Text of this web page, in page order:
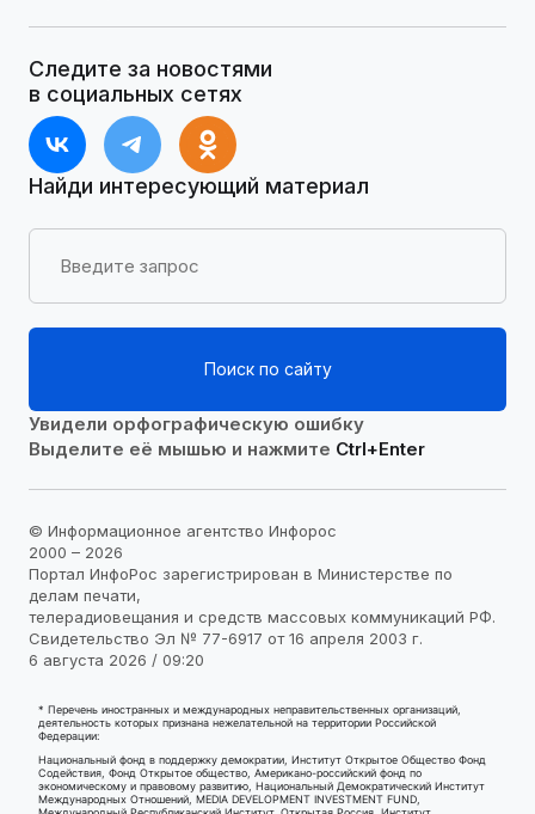
Следите за новостями
в социальных сетях
Найди интересующий материал
Поиск по сайту
Увидели орфографическую ошибку
Выделите её мышью и нажмите Ctrl+Enter
© Информационное агентство Инфорос
2000 – 2026
Портал ИнфоРос зарегистрирован в Министерстве по
делам печати,
телерадиовещания и средств массовых коммуникаций РФ.
Свидетельство Эл № 77-6917 от 16 апреля 2003 г.
6 августа 2026 / 09:20